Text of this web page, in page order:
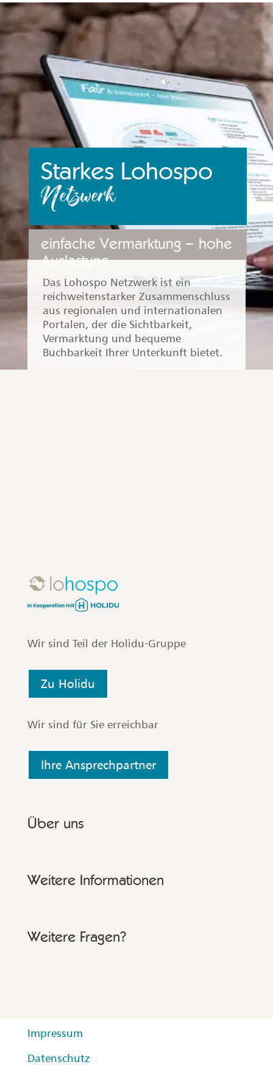
Starkes Lohospo
Netzwerk
einfache Vermarktung – hohe
Auslastung
Das Lohospo Netzwerk ist ein
reichweitenstarker Zusammenschluss
aus regionalen und internationalen
Portalen, der die Sichtbarkeit,
Vermarktung und bequeme
Buchbarkeit Ihrer Unterkunft bietet.
Wir sind Teil der Holidu-Gruppe
Zu Holidu
Wir sind für Sie erreichbar
Ihre Ansprechpartner
Über uns
Weitere Informationen
Weitere Fragen?
Impressum
Datenschutz